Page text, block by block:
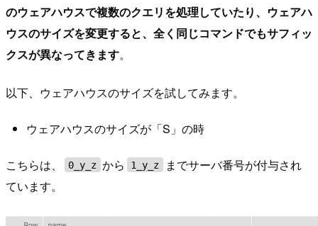
のウェアハウスで複数のクエリを処理していたり、ウェアハ
ウスのサイズを変更すると、全く同じコマンドでもサフィッ
クスが異なってきます。
以下、ウェアハウスのサイズを試してみます。
ウェアハウスのサイズが「S」の時
こちらは、 0_y_z から 1_y_z
までサーバ番号が付与され
ています。